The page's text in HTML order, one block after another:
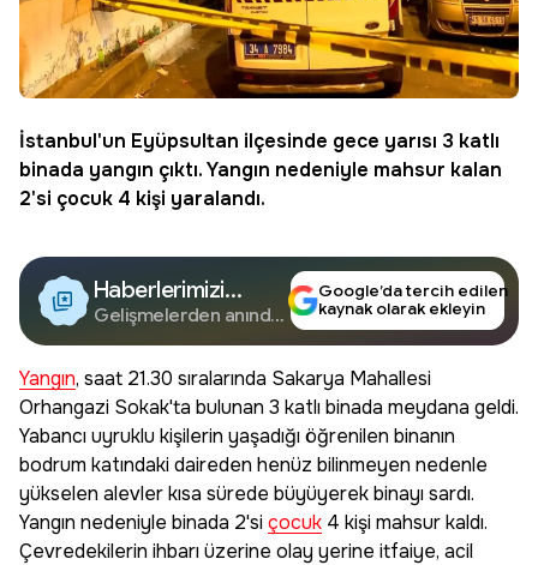
İstanbul'un Eyüpsultan ilçesinde gece yarısı 3 katlı
binada yangın çıktı. Yangın nedeniyle mahsur kalan
2'si çocuk 4 kişi yaralandı.
Haberlerimizi
Google'da Takip
Edin
Gelişmelerden anında
Google’da tercih edilen
kaynak olarak ekleyin
Yangın, saat 21.30 sıralarında Sakarya Mahallesi
Orhangazi Sokak'ta bulunan 3 katlı binada meydana geldi.
Yabancı uyruklu kişilerin yaşadığı öğrenilen binanın
bodrum katındaki daireden henüz bilinmeyen nedenle
yükselen alevler kısa sürede büyüyerek binayı sardı.
Yangın nedeniyle binada 2'siçocuk 4 kişi mahsur kaldı.
Çevredekilerin ihbarı üzerine olay yerine itfaiye, acil